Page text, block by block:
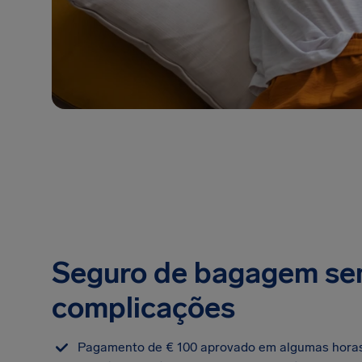
Seguro de bagagem
complicações
Pagamento de € 100 aprovado em algumas